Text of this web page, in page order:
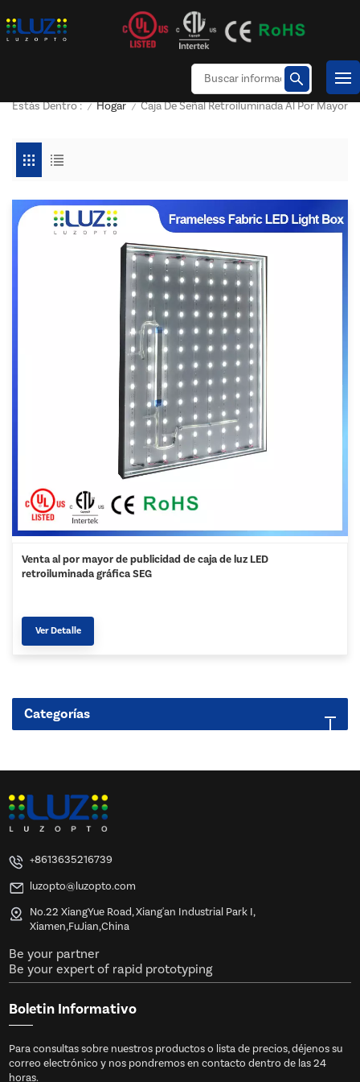
Estás Dentro : / Hogar / Caja De Señal Retroiluminada Al Por Mayor
Venta al por mayor de publicidad de caja de luz LED
retroiluminada gráfica SEG
Ver Detalle
Categorías
+8613635216739
luzopto@luzopto.com
No.22 XiangYue Road, Xiang'an Industrial Park I,
Xiamen,FuJian,China
Be your partner
Be your expert of rapid prototyping
Boletin Informativo
Para consultas sobre nuestros productos o lista de precios, déjenos su
correo electrónico y nos pondremos en contacto dentro de las 24
horas.